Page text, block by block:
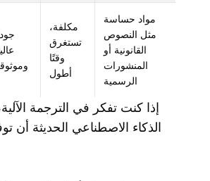
مكلفة،
تستغرق
وقتًا
أطول
مواد حساسة
مثل النصوص
القانونية أو
المنشورات
الرسمية
إذا كنت تفكر في الترجمة
الذكاء الاصطناعي الحديثة أن